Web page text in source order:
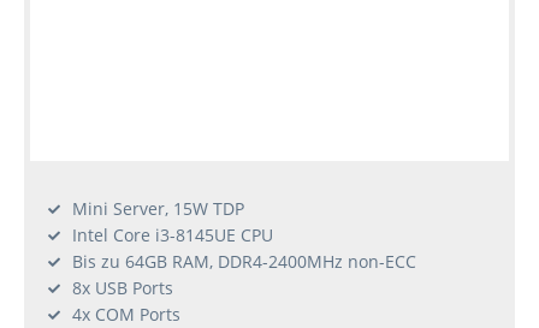
Mini Server, 15W TDP
Intel Core i3-8145UE CPU
Bis zu 64GB RAM, DDR4-2400MHz non-ECC
8x USB Ports
4x COM Ports